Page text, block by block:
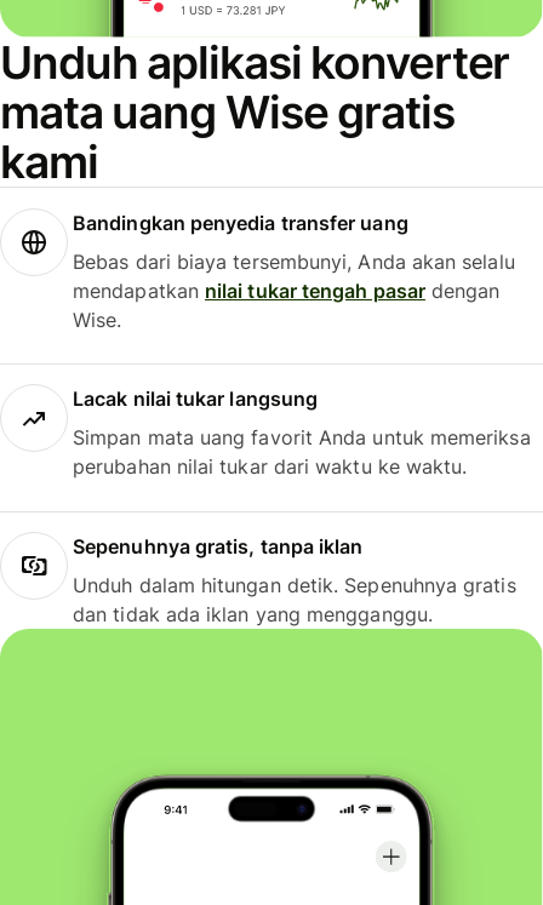
Unduh aplikasi konverter
mata uang Wise gratis
kami
Bandingkan penyedia transfer uang
Bebas dari biaya tersembunyi, Anda akan selalu
mendapatkan nilai tukar tengah pasardengan
Wise.
Lacak nilai tukar langsung
Simpan mata uang favorit Anda untuk memeriksa
perubahan nilai tukar dari waktu ke waktu.
Sepenuhnya gratis, tanpa iklan
Unduh dalam hitungan detik. Sepenuhnya gratis
dan tidak ada iklan yang mengganggu.